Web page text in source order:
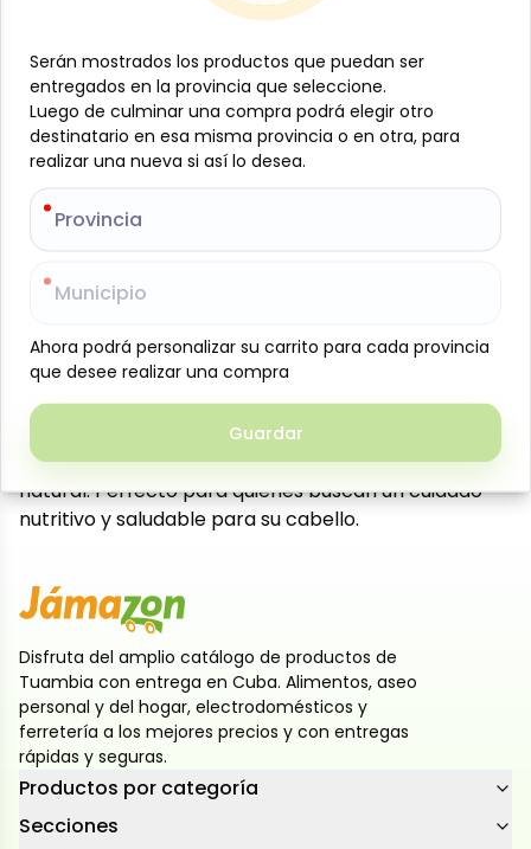
Especificaciones
-
Aroma Natural. Formulado para hidratar
cabello, aportando brillo y suavidad gracias a los
extractos de aguacate y leche de coco. Su
presentación de 400 ml es ideal para uso diario,
ayudando a desenredar y mantener el cabello
manejable, hidratado y con un aroma agradable y
natural. Perfecto para quienes buscan un cuidado
nutritivo y saludable para su cabello.
Disfruta del amplio catálogo de productos de
Tuambia con entrega en Cuba. Alimentos, aseo
personal y del hogar, electrodomésticos y
ferretería a los mejores precios y con entregas
rápidas y seguras.
Productos por categoría
Secciones
Serán mostrados los productos que puedan ser
entregados en la provincia que seleccione.
Luego de culminar una compra podrá elegir otro
destinatario en esa misma provincia o en otra, para
realizar una nueva si así lo desea.
Provincia
Municipio
Ahora podrá personalizar su carrito para cada provincia
que desee realizar una compra
Guardar
Serán mostrados los productos que puedan ser
entregados en la provincia que seleccione.
Luego de culminar una compra podrá elegir otro
destinatario en esa misma provincia o en otra, para
realizar una nueva si así lo desea.
Provincia
Municipio
Ahora podrá personalizar su carrito para cada provincia
que desee realizar una compra
Guardar